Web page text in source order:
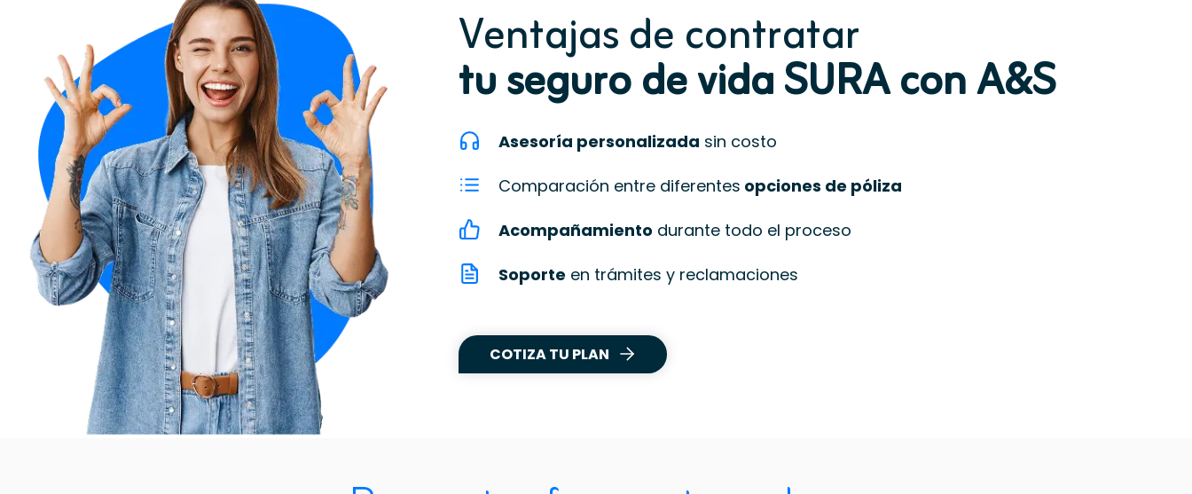
Ventajas de contratar
tu seguro de vida SURA con A&S
Asesoría personalizada sin costo
Comparación entre diferentes opciones de póliza
Acompañamiento durante todo el proceso
Soporte en trámites y reclamaciones
COTIZA TU PLAN